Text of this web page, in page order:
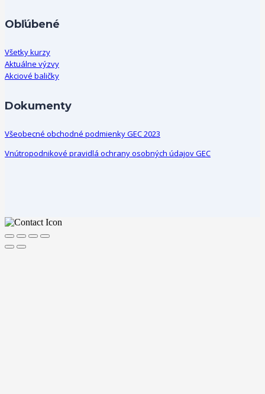
Obľúbené
Všetky kurzy
Aktuálne výzvy
Akciové baličky
Dokumenty
Všeobecné obchodné podmienky GEC 2023
Vnútropodnikové pravidlá ochrany osobných údajov GEC